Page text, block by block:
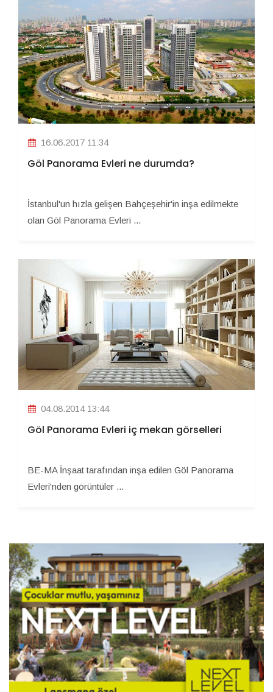
16.06.2017 11:34
Göl Panorama Evleri ne durumda?
İstanbul'un hızla gelişen Bahçeşehir'in inşa edilmekte
olan Göl Panorama Evleri ...
04.08.2014 13:44
Göl Panorama Evleri iç mekan görselleri
BE-MA İnşaat tarafından inşa edilen Göl Panorama
Evleri'nden görüntüler ...